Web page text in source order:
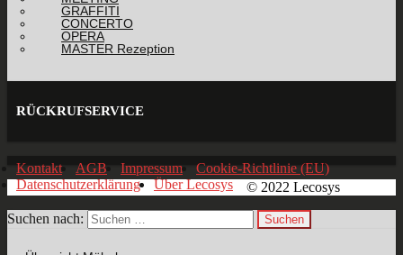
GRAFFITI
CONCERTO
OPERA
MASTER Rezeption
RÜCKRUFSERVICE
Kontakt AGB Impressum
Cookie-Richtlinie (EU)
Datenschutzerklärung
Über Lecosys © 2022 Lecosys
Suchen nach: